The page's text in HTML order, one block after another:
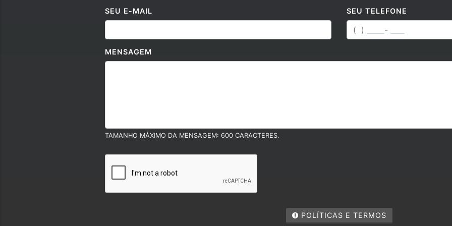
SEU E-MAIL SEU TELEFONE
MENSAGEM
TAMANHO MÁXIMO DA MENSAGEM: 600 CARACTERES.
POLÍTICAS E TERMOS
Esse site utiliza cookies para melhorar sua experiência de navegação. Ao continuar o acesso,